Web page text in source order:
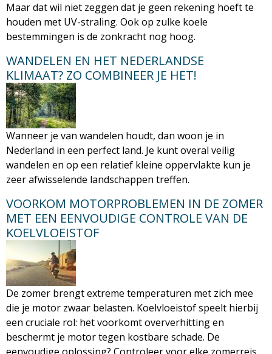
Maar dat wil niet zeggen dat je geen rekening hoeft te
houden met UV-straling. Ook op zulke koele
bestemmingen is de zonkracht nog hoog.
WANDELEN EN HET NEDERLANDSE
KLIMAAT? ZO COMBINEER JE HET!
Wanneer je van wandelen houdt, dan woon je in
Nederland in een perfect land. Je kunt overal veilig
wandelen en op een relatief kleine oppervlakte kun je
zeer afwisselende landschappen treffen.
VOORKOM MOTORPROBLEMEN IN DE ZOMER
MET EEN EENVOUDIGE CONTROLE VAN DE
KOELVLOEISTOF
De zomer brengt extreme temperaturen met zich mee
die je motor zwaar belasten. Koelvloeistof speelt hierbij
een cruciale rol: het voorkomt oververhitting en
beschermt je motor tegen kostbare schade. De